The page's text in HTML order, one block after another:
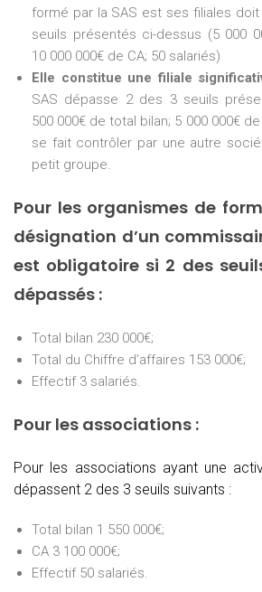
formé par la SAS est ses filiales
seuils présentés ci-dessus (5 000
10 000 000€ de CA; 50 salariés)
Elle constitue une filiale
SAS dépasse 2 des 3 seuils
500 000€ de total bilan; 5 000 000€
se fait contrôler par une autre
petit groupe.
Pour les organismes de
désignation d’un
est obligatoire si 2 des
dépassés :
Total bilan 230 000€;
Total du Chiffre d’affaires 153 000€;
Effectif 3 salariés.
Pour les associations :
Pour les associations ayant une
dépassent 2 des 3 seuils suivants :
Total bilan 1 550 000€;
CA 3 100 000€;
Effectif 50 salariés.